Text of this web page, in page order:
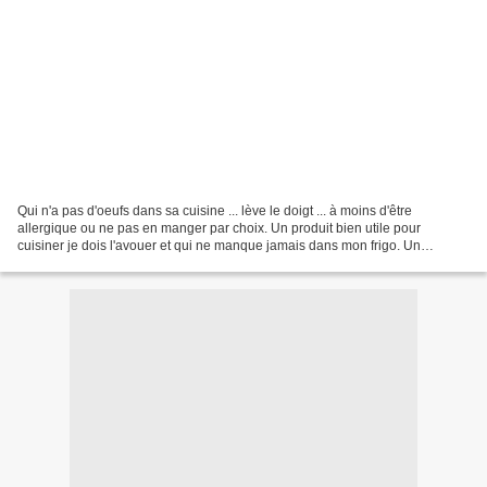
Qui n'a pas d'oeufs dans sa cuisine ... lève le doigt ... à moins d'être
allergique ou ne pas en manger par choix. Un produit bien utile pour
cuisiner je dois l'avouer et qui ne manque jamais dans mon frigo. Un